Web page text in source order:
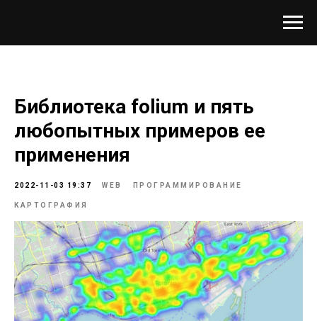
Библиотека folium и пять
любопытных примеров ее
применения
2022-11-03 19:37 WEB ПРОГРАММИРОВАНИЕ
КАРТОГРАФИЯ